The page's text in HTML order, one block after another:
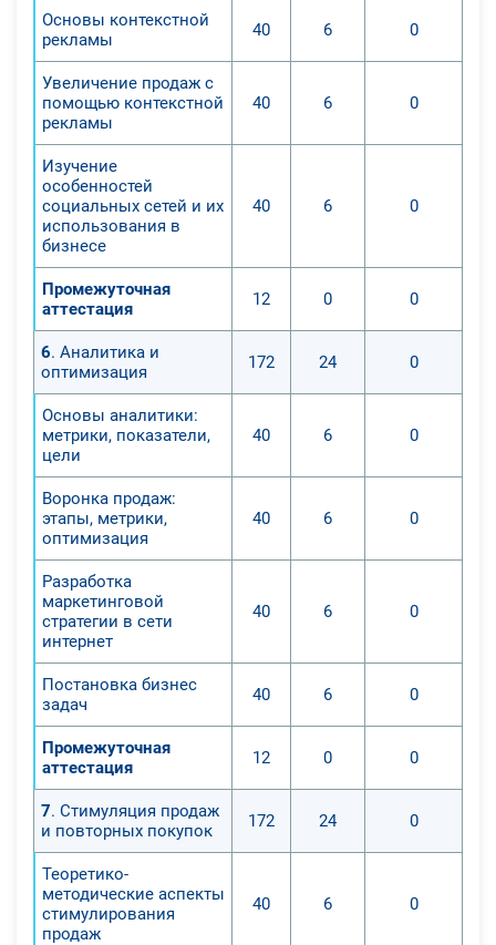
Основы контекстной
рекламы
40 6 0
Увеличение продаж с
помощью контекстной
рекламы
40 6 0
Изучение
особенностей
социальных сетей и их
использования в
бизнесе
40 6 0
Промежуточная
аттестация
12 0 0
6. Аналитика и
оптимизация
172 24 0
Основы аналитики:
метрики, показатели,
цели
40 6 0
Воронка продаж:
этапы, метрики,
оптимизация
40 6 0
Разработка
маркетинговой
стратегии в сети
интернет
40 6 0
Постановка бизнес
задач
40 6 0
Промежуточная
аттестация
12 0 0
7. Стимуляция продаж
и повторных покупок
172 24 0
Теоретико-
методические аспекты
стимулирования
продаж
40 6 0